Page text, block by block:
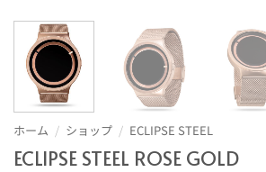
ホーム / ショップ / ECLIPSE STEEL
ECLIPSE STEEL ROSE GOLD